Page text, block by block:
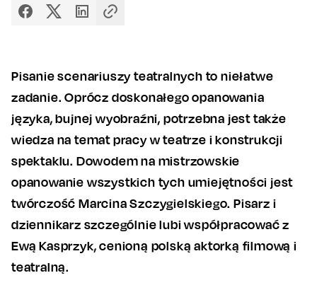
Pisanie scenariuszy teatralnych to niełatwe
zadanie. Oprócz doskonałego opanowania
języka, bujnej wyobraźni, potrzebna jest także
wiedza na temat pracy w teatrze i konstrukcji
spektaklu. Dowodem na mistrzowskie
opanowanie wszystkich tych umiejętności jest
twórczość Marcina Szczygielskiego. Pisarz i
dziennikarz szczególnie lubi współpracować z
Ewą Kasprzyk, cenioną polską aktorką filmową i
teatralną.